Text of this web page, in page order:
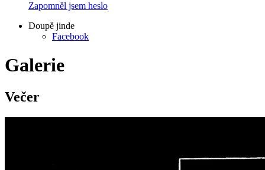
Zapomněl jsem heslo
Doupě jinde
Facebook
Galerie
Večer